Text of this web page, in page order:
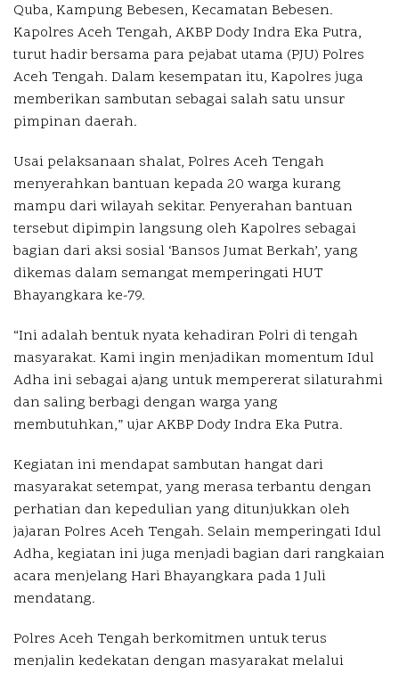
Quba, Kampung Bebesen, Kecamatan Bebesen.
Kapolres Aceh Tengah, AKBP Dody Indra Eka Putra,
turut hadir bersama para pejabat utama (PJU) Polres
Aceh Tengah. Dalam kesempatan itu, Kapolres juga
memberikan sambutan sebagai salah satu unsur
pimpinan daerah.
Usai pelaksanaan shalat, Polres Aceh Tengah
menyerahkan bantuan kepada 20 warga kurang
mampu dari wilayah sekitar. Penyerahan bantuan
tersebut dipimpin langsung oleh Kapolres sebagai
bagian dari aksi sosial ‘Bansos Jumat Berkah’, yang
dikemas dalam semangat memperingati HUT
Bhayangkara ke-79.
“Ini adalah bentuk nyata kehadiran Polri di tengah
masyarakat. Kami ingin menjadikan momentum Idul
Adha ini sebagai ajang untuk mempererat silaturahmi
dan saling berbagi dengan warga yang
membutuhkan,” ujar AKBP Dody Indra Eka Putra.
Kegiatan ini mendapat sambutan hangat dari
masyarakat setempat, yang merasa terbantu dengan
perhatian dan kepedulian yang ditunjukkan oleh
jajaran Polres Aceh Tengah. Selain memperingati Idul
Adha, kegiatan ini juga menjadi bagian dari rangkaian
acara menjelang Hari Bhayangkara pada 1 Juli
mendatang.
Polres Aceh Tengah berkomitmen untuk terus
menjalin kedekatan dengan masyarakat melalui